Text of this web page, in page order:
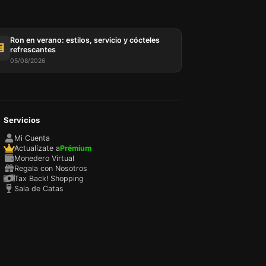
Ron en verano: estilos, servicio y cócteles
refrescantes
05/08/2026
Servicios
Mi Cuenta
Actualízate aPrémium
Monedero Virtual
Regala con Nosotros
Tax Back! Shopping
Sala de Catas
y